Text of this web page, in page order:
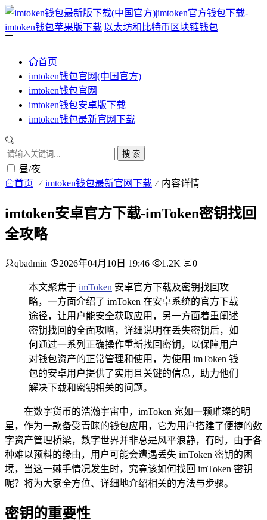
首页
imtoken钱包官网(中国官方)
imtoken钱包官网
imtoken钱包安卓版下载
imtoken钱包最新官网下载
搜 索
昼/夜
首页 imtoken钱包最新官网下载 内容详情
imtoken安卓官方下载-imToken密钥找回
全攻略
qbadmin 2026年04月10日 19:46 1.2K 0
本文聚焦于 imToken 安卓官方下载及密钥找回攻
略，一方面介绍了 imToken 在安卓系统的官方下载
途径，让用户能安全获取应用，另一方面着重阐述
密钥找回的全面攻略，详细说明在丢失密钥后，如
何通过一系列正确操作重新找回密钥，以保障用户
对钱包资产的正常管理和使用，为使用 imToken 钱
包的安卓用户提供了实用且关键的信息，助力他们
解决下载和密钥相关的问题。
在数字货币的浩瀚宇宙中，imToken 宛如一颗璀璨的明
星，作为一款备受青睐的钱包应用，它为用户搭建了便捷的数
字资产管理桥梁，数字世界并非总是风平浪静，有时，由于各
种难以预料的缘由，用户可能会遭遇丢失 imToken 密钥的困
境，当这一棘手情况发生时，究竟该如何找回 imToken 密钥
呢？将为大家全方位、详细地介绍相关的方法与步骤。
密钥的重要性